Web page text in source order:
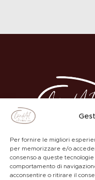
Per fornire le migliori
per memorizzare e/o
consenso a queste
comportamento di
acconsentire o ritirare il
ACADEMY